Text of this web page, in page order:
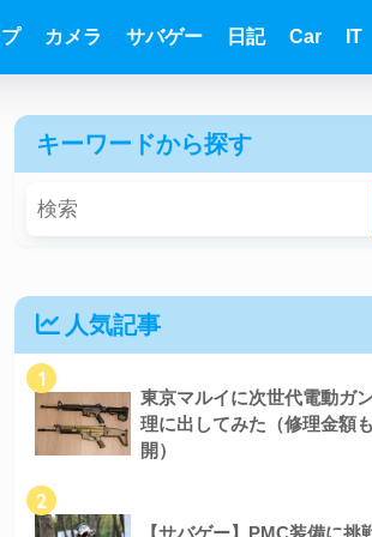
カメラ サバゲー 日記 Car IT
キーワードから探す
人気記事
1
東京マルイに次世代電動ガ
理に出してみた（修理金額
開）
2